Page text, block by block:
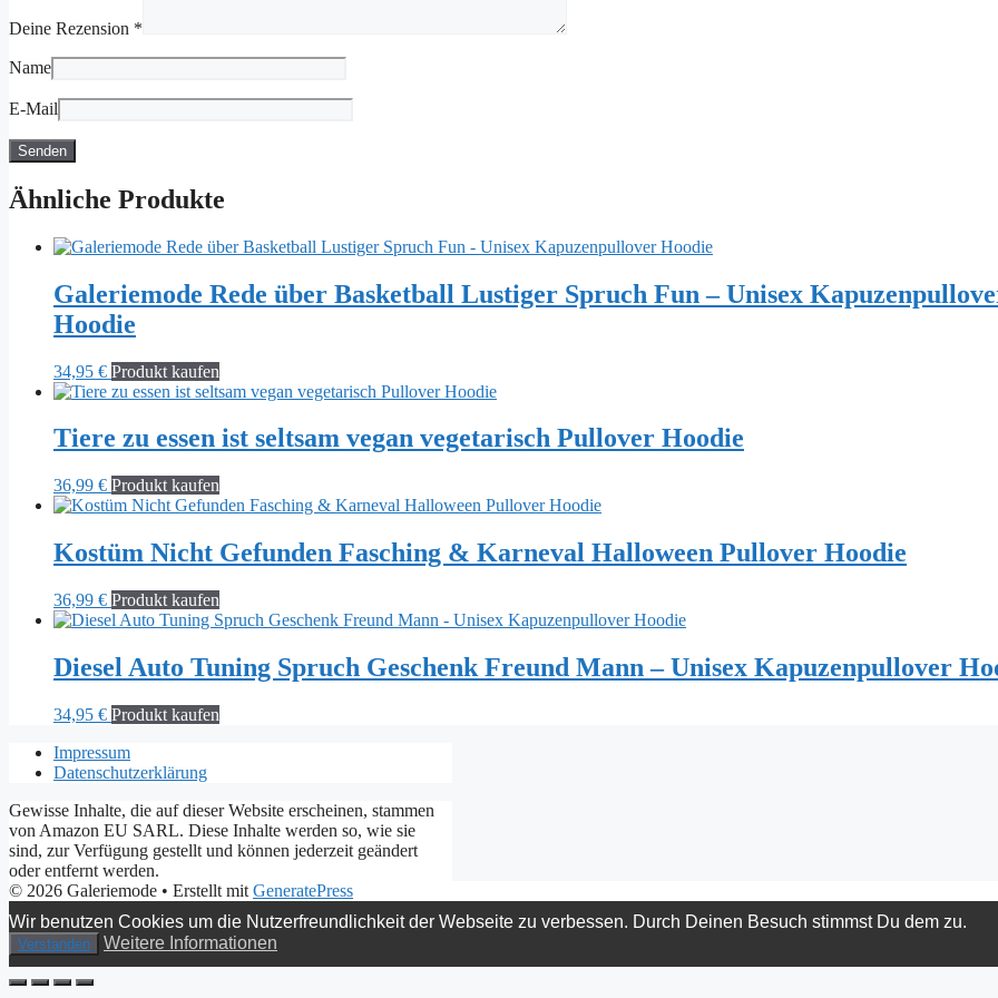
Deine Rezension *
Name
E-Mail
Ähnliche Produkte
Galeriemode Rede über Basketball Lustiger Spruch Fun – Unisex
Hoodie
34,95 € Produkt kaufen
Tiere zu essen ist seltsam vegan vegetarisch Pullover Hoodie
36,99 € Produkt kaufen
Kostüm Nicht Gefunden Fasching & Karneval Halloween Pullover Hoodie
36,99 € Produkt kaufen
Diesel Auto Tuning Spruch Geschenk Freund Mann – Unisex Kapuzenpullover
34,95 € Produkt kaufen
Impressum
Datenschutzerklärung
Gewisse Inhalte, die auf dieser Website erscheinen, stammen
von Amazon EU SARL. Diese Inhalte werden so, wie sie
sind, zur Verfügung gestellt und können jederzeit geändert
oder entfernt werden.
© 2026 Galeriemode • Erstellt mit GeneratePress
Wir benutzen Cookies um die Nutzerfreundlichkeit der Webseite zu verbessen. Durch Deinen Besuch stimmst Du dem zu.
Verstanden Weitere Informationen